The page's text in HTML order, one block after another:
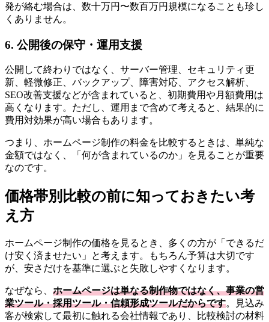
発が絡む場合は、数十万円〜数百万円規模になることも珍し
くありません。
6. 公開後の保守・運用支援
公開して終わりではなく、サーバー管理、セキュリティ更
新、軽微修正、バックアップ、障害対応、アクセス解析、
SEO改善支援などが含まれていると、初期費用や月額費用は
高くなります。ただし、運用まで含めて考えると、結果的に
費用対効果が高い場合もあります。
つまり、ホームページ制作の料金を比較するときは、単純な
金額ではなく、「何が含まれているのか」を見ることが重要
なのです。
価格帯別比較の前に知っておきたい考
え方
ホームページ制作の価格を見るとき、多くの方が「できるだ
け安く済ませたい」と考えます。もちろん予算は大切です
が、安さだけを基準に選ぶと失敗しやすくなります。
なぜなら、 ホームページは単なる制作物ではなく、事業の営
業ツール・採用ツール・信頼形成ツールだからです。見込み
客が検索して最初に触れる会社情報であり、比較検討の材料